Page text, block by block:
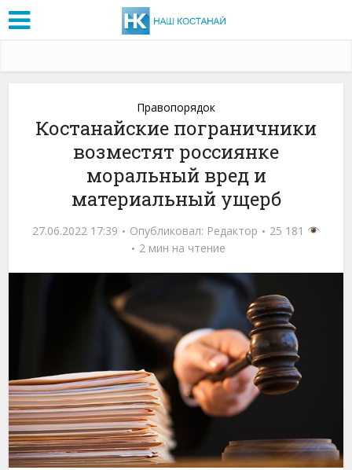
Правопорядок
Костанайские пограничники
возместят россиянке
моральный вред и
материальный ущерб
27.06.2022 17:39 Опубликовал: Редактор
25 181
2 мин на чтение